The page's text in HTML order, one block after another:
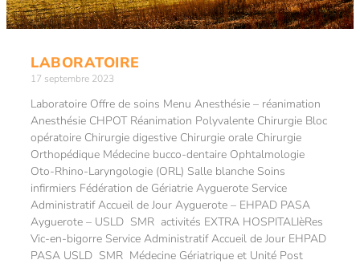
LABORATOIRE
17 septembre 2023
Laboratoire Offre de soins Menu Anesthésie – réanimation
Anesthésie CHPOT Réanimation Polyvalente Chirurgie Bloc
opératoire Chirurgie digestive Chirurgie orale Chirurgie
Orthopédique Médecine bucco-dentaire Ophtalmologie
Oto-Rhino-Laryngologie (ORL) Salle blanche Soins
infirmiers Fédération de Gériatrie Ayguerote Service
Administratif Accueil de Jour Ayguerote – EHPAD PASA
Ayguerote – USLD SMR activités EXTRA HOSPITALIèRes
Vic-en-bigorre Service Administratif Accueil de Jour EHPAD
PASA USLD SMR Médecine Gériatrique et Unité Post